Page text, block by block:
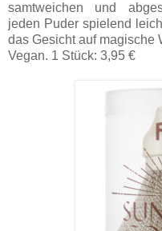
samtweichen und
jeden Puder spielend
das Gesicht auf magische
Vegan. 1 Stück: 3,95 €